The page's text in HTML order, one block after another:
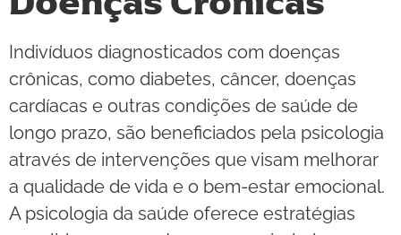
Indivíduos diagnosticados com doenças
crônicas, como diabetes, câncer, doenças
cardíacas e outras condições de saúde de
longo prazo, são beneficiados pela psicologia
através de intervenções que visam melhorar
a qualidade de vida e o bem-estar emocional.
A psicologia da saúde oferece estratégias